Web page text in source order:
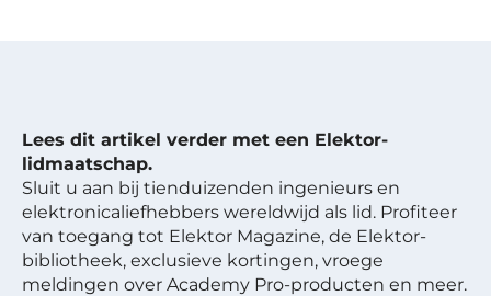
Lees dit artikel verder met een Elektor-
lidmaatschap.
Sluit u aan bij tienduizenden ingenieurs en
elektronicaliefhebbers wereldwijd als lid. Profiteer
van toegang tot Elektor Magazine, de Elektor-
bibliotheek, exclusieve kortingen, vroege
meldingen over Academy Pro-producten en meer.